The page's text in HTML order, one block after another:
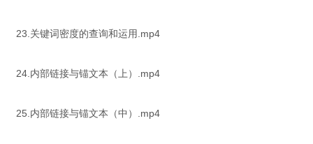
23.关键词密度的查询和运用.mp4
24.内部链接与锚文本（上）.mp4
25.内部链接与锚文本（中）.mp4